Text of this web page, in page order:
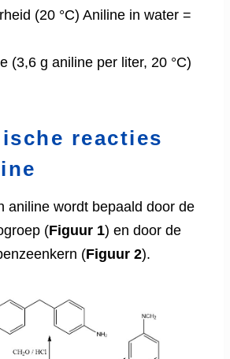
(20 °C) Aniline in water =
(3,6 g aniline per liter, 20 °C)
reacties
aniline wordt bepaald door de
(Figuur 1) en door de
(Figuur 2).